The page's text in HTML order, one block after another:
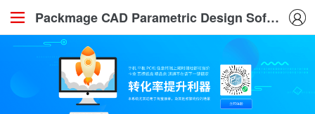
Packmage CAD Parametric Design Software